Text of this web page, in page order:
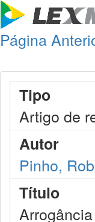
Página
Tipo
Artigo de
Autor
Pinho,
Título